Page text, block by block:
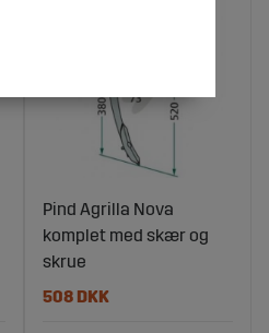
Pind Agrilla Nova
komplet med skær og
skrue
508 DKK